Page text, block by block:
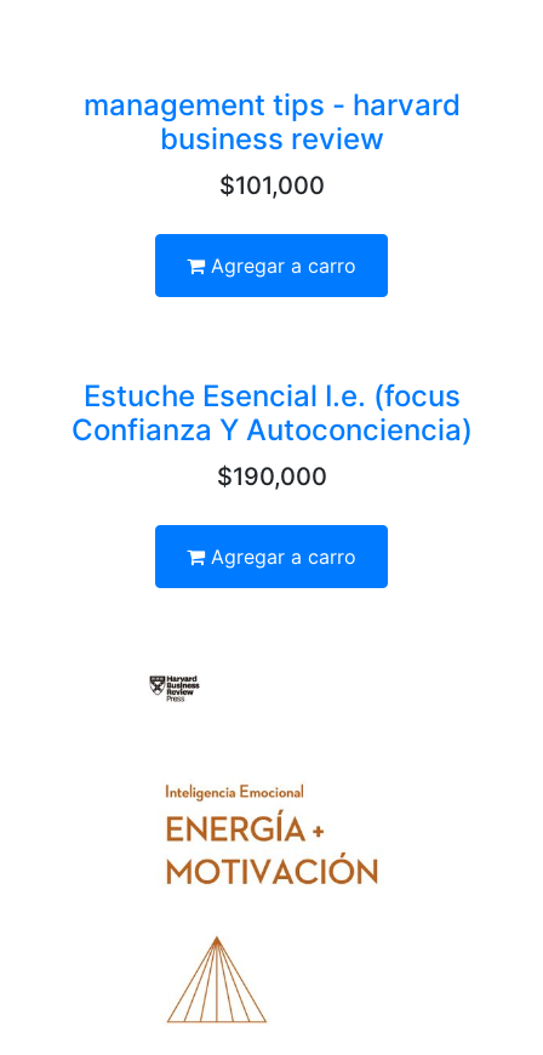
management tips - harvard
business review
$101,000
Agregar a carro
Estuche Esencial I.e. (focus
Confianza Y Autoconciencia)
$190,000
Agregar a carro